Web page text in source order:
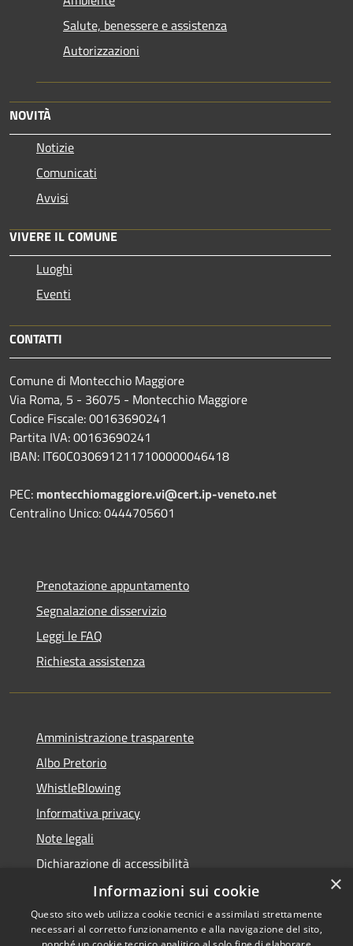
Salute, benessere e assistenza
Autorizzazioni
NOVITÀ
Notizie
Comunicati
Avvisi
VIVERE IL COMUNE
Luoghi
Eventi
CONTATTI
Comune di Montecchio Maggiore
Via Roma, 5 - 36075 - Montecchio Maggiore
Codice Fiscale: 00163690241
Partita IVA: 00163690241
IBAN: IT60C0306912117100000046418
PEC: montecchiomaggiore.vi@cert.ip-veneto.net
Centralino Unico: 0444705601
Prenotazione appuntamento
Segnalazione disservizio
Leggi le FAQ
Richiesta assistenza
Amministrazione trasparente
Albo Pretorio
WhistleBlowing
Informativa privacy
Note legali
Dichiarazione di accessibilità
Copyright © 2026 • Città di
×
Informazioni sui cookie
Questo sito web utilizza cookie tecnici e assimilati strettamente
necessari al corretto funzionamento e alla navigazione del sito,